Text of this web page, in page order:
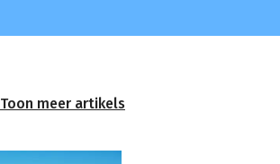
Toon meer artikels